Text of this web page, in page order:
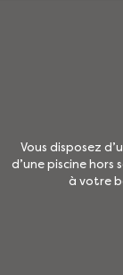
Vous disposez
d’une piscine hors
à votre